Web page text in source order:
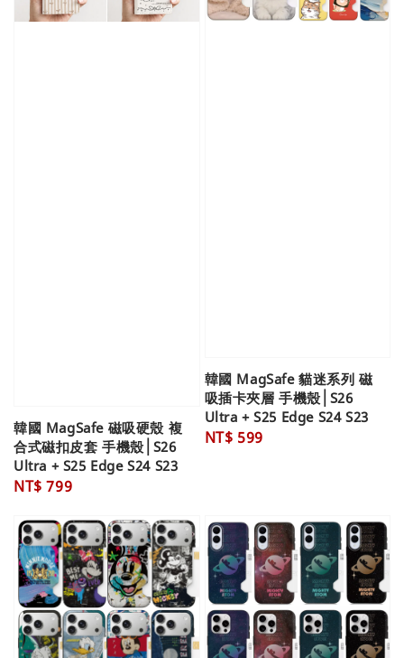
韓國 MagSafe 磁吸硬殼 複
合式磁扣皮套 手機殼│S26
Ultra + S25 Edge S24 S23
Regular
NT$ 799
韓國 MagSafe 貓迷系列 磁
吸插卡夾層 手機殼│S26
Ultra + S25 Edge S24 S23
Regular
NT$ 599